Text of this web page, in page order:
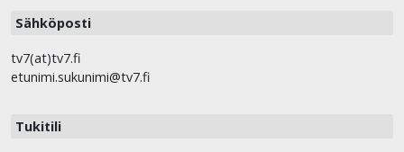
Sähköposti
tv7(at)tv7.fi
etunimi.sukunimi@tv7.fi
Tukitili